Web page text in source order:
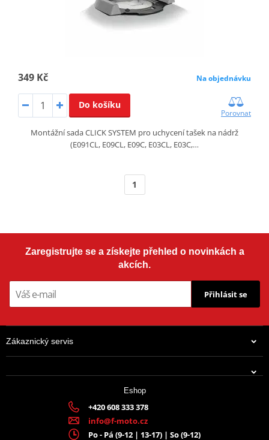
349 Kč Na objednávku
Do košíku
Porovnat
Montážní sada CLICK SYSTEM pro uchycení tašek na nádrž
(E091CL, E09CL, E09C, E03CL, E03C,…
1
Zaregistrujte se a získejte přehled o novinkách a
akcích.
Přihlásit se
Zákaznický servis
Eshop
+420 608 333 378
info@f-moto.cz
Po - Pá (9-12 | 13-17) | So (9-12)